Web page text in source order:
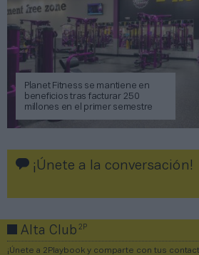
Planet Fitness se mantiene en
beneficios tras facturar 250
millones en el primer semestre
¡Únete a la conversación!
Alta Club2P
¡Únete a 2Playbook y comparte con tus